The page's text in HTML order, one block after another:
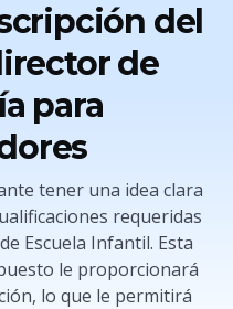
del
de
para
tener una idea clara
requeridas
Escuela Infantil. Esta
le proporcionará
lo que le permitirá